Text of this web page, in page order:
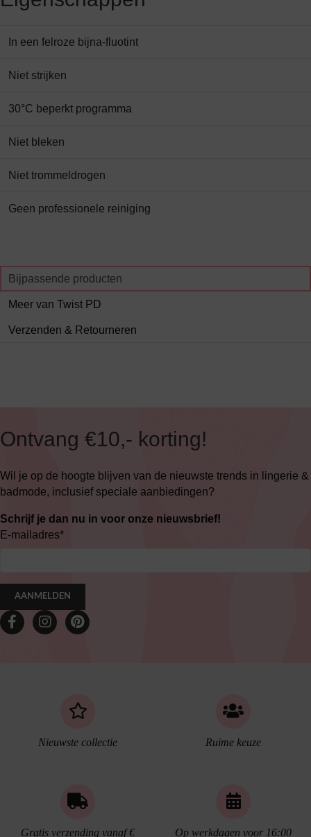
In een felroze bijna-fluotint
Niet strijken
30°C beperkt programma
Niet bleken
Niet trommeldrogen
Geen professionele reiniging
Bijpassende producten
Meer van Twist PD
Verzenden & Retourneren
Ontvang €10,- korting!
Wil je op de hoogte blijven van de nieuwste trends in lingerie &
badmode, inclusief speciale aanbiedingen?
Schrijf je dan nu in voor onze nieuwsbrief!
E-mailadres*
AANMELDEN
Nieuwste collectie Ruime keuze
Gratis verzending vanaf € Op werkdagen voor 16:00